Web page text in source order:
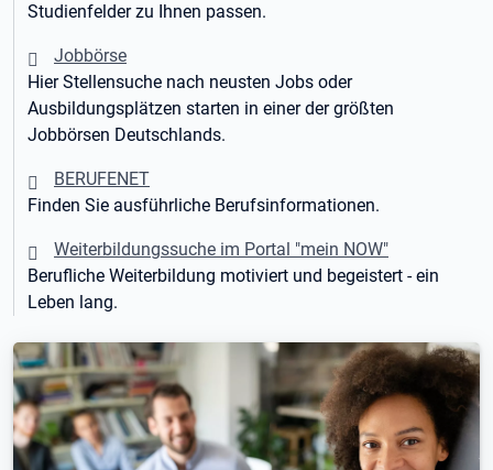
Studienfelder zu Ihnen passen.
Jobbörse
Hier Stellensuche nach neusten Jobs oder
Ausbildungsplätzen starten in einer der größten
Jobbörsen Deutschlands.
BERUFENET
Finden Sie ausführliche Berufsinformationen.
Weiterbildungssuche im Portal "mein NOW"
Berufliche Weiterbildung motiviert und begeistert - ein
Leben lang.